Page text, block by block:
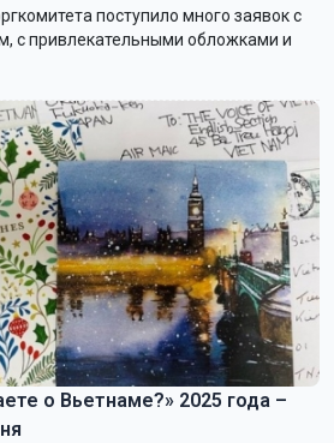
поступило много заявок с
с привлекательными обложками и
о Вьетнаме?» 2025 года –